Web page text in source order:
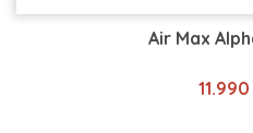
Air Max